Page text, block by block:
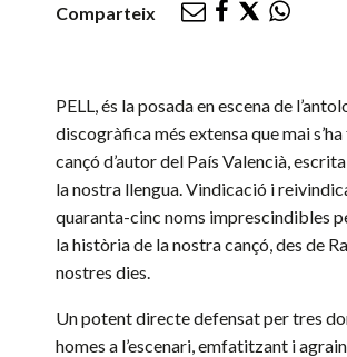
Comparteix
PELL, és la posada en escena de
discogràfica més extensa que mai
cançó d’autor del País Valencià,
la nostra llengua. Vindicació i
quaranta-cinc noms imprescindibles
la història de la nostra cançó, des de
nostres dies.
Un potent directe defensat per tres
homes a l’escenari, emfatitzant i